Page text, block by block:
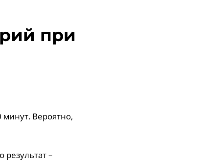
при
Вероятно,
результат –